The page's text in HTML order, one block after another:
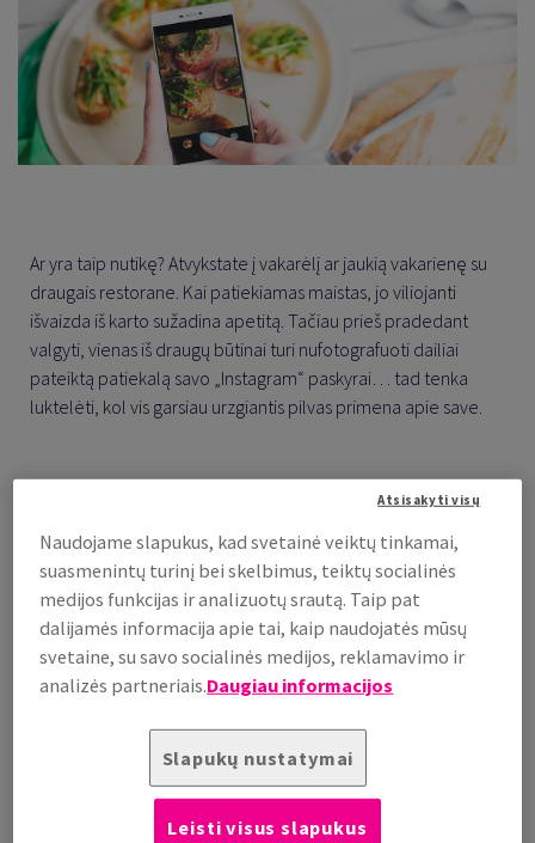
Ar yra taip nutikę? Atvykstate į vakarėlį ar jaukią vakarienę su
draugais restorane. Kai patiekiamas maistas, jo viliojanti
išvaizda iš karto sužadina apetitą. Tačiau prieš pradedant
valgyti, vienas iš draugų būtinai turi nufotografuoti dailiai
pateiktą patiekalą savo „Instagram“ paskyrai… tad tenka
luktelėti, kol vis garsiau urzgiantis pilvas primena apie save.
Jūsų klientų nuotraukos yra auksinės
vertės...
Žmonės nori ne tik pasimėgauti gardžiu maistu, bet ir juo
pasidalinti socialiniuose tinkluose. Jei turite restoraną,
kavinę, kepyklėlę ar kitokią maisto tiekimo įstaigą, ši
tendencija tampa puikia galimybe, kuria tikrai verta
Siūlydami patrauklius, „Instagramui“ tinkamus patiekalus,
galite ne tik padidinti klientų pasitenkinimą, bet ir
Naudojame slapukus, kad svetainė veiktų tinkamai,
suasmenintų turinį bei skelbimus, teiktų socialinės
medijos funkcijas ir analizuotų srautą. Taip pat
dalijamės informacija apie tai, kaip naudojatės mūsų
svetaine, su savo socialinės medijos, reklamavimo ir
analizės partneriais.Daugiau informacijos
Slapukų nustatymai
Atsisakyti visų
Leisti visus slapukus